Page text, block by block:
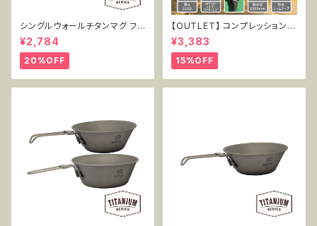
シングルウォールチタンマグ フタ
付き 450ml MT-SWM450W
L
¥2,784
20%OFF
【OUTLET】 コンプレッショント
ートタープ3.5 TT-CT-005
¥3,383
15%OFF